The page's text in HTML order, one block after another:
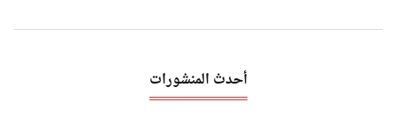
أحدث المنشورات